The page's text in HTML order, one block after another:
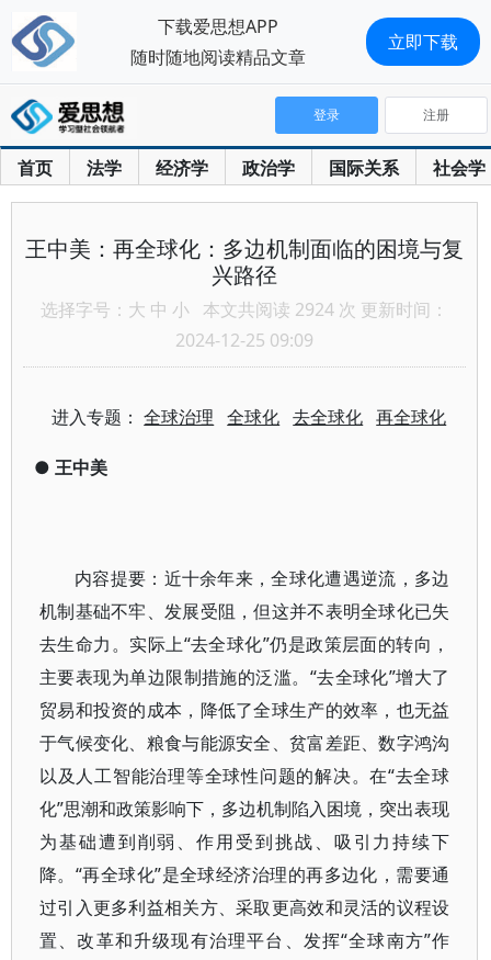
首页 法学 经济学 政治学 国际关系 社会学
登录 注册
王中美：再全球化：多边机制面临的困境与复
兴路径
选择字号： 大 中 小 本文共阅读 2924 次 更新时间：
2024-12-25 09:09
进入专题：全球治理 全球化 去全球化 再全球化
● 王中美
内容提要：近十余年来，全球化遭遇逆流，多边
机制基础不牢、发展受阻，但这并不表明全球化已失
去生命力。实际上“去全球化”仍是政策层面的转向，
主要表现为单边限制措施的泛滥。“去全球化”增大了
贸易和投资的成本，降低了全球生产的效率，也无益
于气候变化、粮食与能源安全、贫富差距、数字鸿沟
以及人工智能治理等全球性问题的解决。在“去全球
化”思潮和政策影响下，多边机制陷入困境，突出表现
为基础遭到削弱、作用受到挑战、吸引力持续下
降。“再全球化”是全球经济治理的再多边化，需要通
过引入更多利益相关方、采取更高效和灵活的议程设
置、改革和升级现有治理平台、发挥“全球南方”作
下载爱思想APP
随时随地阅读精品文章
立即下载